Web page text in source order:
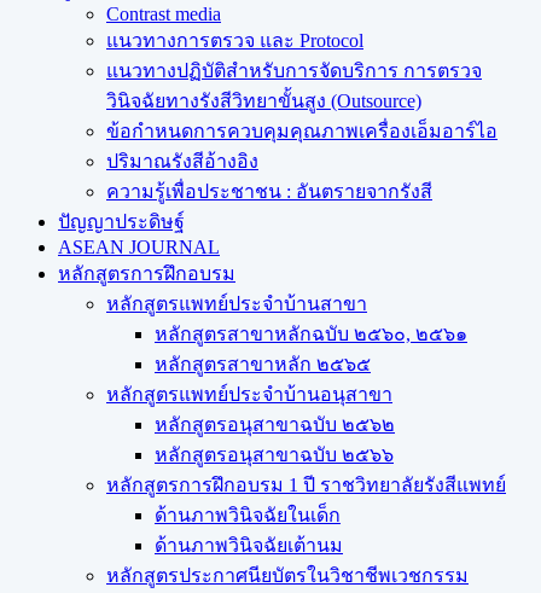
Contrast media
แนวทางการตรวจ และ Protocol
แนวทางปฏิบัติสำหรับการจัดบริการ การตรวจ
วินิจฉัยทางรังสีวิทยาขั้นสูง (Outsource)
ข้อกำหนดการควบคุมคุณภาพเครื่องเอ็มอาร์ไอ
ปริมาณรังสีอ้างอิง
ความรู้เพื่อประชาชน : อันตรายจากรังสี
ปัญญาประดิษฐ์
ASEAN JOURNAL
หลักสูตรการฝึกอบรม
หลักสูตรแพทย์ประจำบ้านสาขา
หลักสูตรสาขาหลักฉบับ ๒๕๖๐, ๒๕๖๑
หลักสูตรสาขาหลัก ๒๕๖๕
หลักสูตรแพทย์ประจำบ้านอนุสาขา
หลักสูตรอนุสาขาฉบับ ๒๕๖๒
หลักสูตรอนุสาขาฉบับ ๒๕๖๖
หลักสูตรการฝึกอบรม 1 ปี ราชวิทยาลัยรังสีแพทย์
ด้านภาพวินิจฉัยในเด็ก
ด้านภาพวินิจฉัยเต้านม
หลักสูตรประกาศนียบัตรในวิชาชีพเวชกรรม